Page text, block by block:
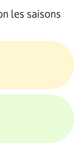
les saisons